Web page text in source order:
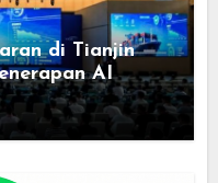
di Tianjin
AI